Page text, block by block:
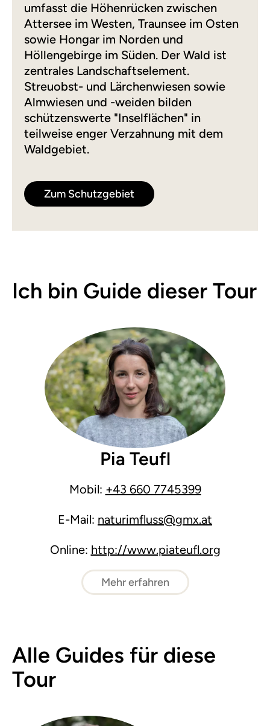
umfasst die Höhenrücken zwischen
Attersee im Westen, Traunsee im Osten
sowie Hongar im Norden und
Höllengebirge im Süden. Der Wald ist
zentrales Landschaftselement.
Streuobst- und Lärchenwiesen sowie
Almwiesen und -weiden bilden
schützenswerte "Inselflächen" in
teilweise enger Verzahnung mit dem
Waldgebiet.
Zum Schutzgebiet
Ich bin Guide dieser Tour
Pia Teufl
Mobil: +43 660 7745399
E-Mail: naturimfluss@gmx.at
Online: http://www.piateufl.org
Mehr erfahren
Alle Guides für diese
Tour